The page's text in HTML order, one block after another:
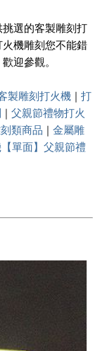
選的客製雕刻打
機雕刻您不能錯
迎參觀。
製雕刻打火機 | 打
| 父親節禮物打火
類商品 | 金屬雕
單面】父親節禮